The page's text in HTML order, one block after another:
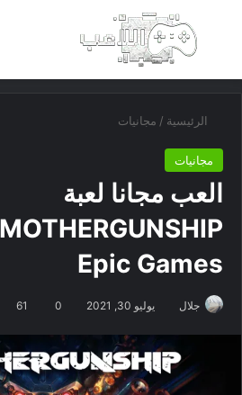
بحث عن
الرئيسية / مجانيات
مجانيات
العب مجانا لعبة
Epic Games
جلال يوليو 30, 2021 0
61